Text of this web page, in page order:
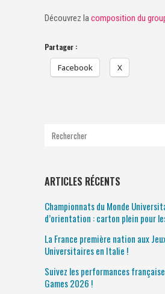
Découvrez lacomposition du
Partager :
Facebook X
ARTICLES RÉCENTS
Championnats du Monde
d’orientation : carton plein pour
La France première nation aux
Universitaires en Italie !
Suivez les performances
Games 2026 !